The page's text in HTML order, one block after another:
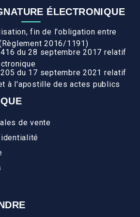
ÉLECTRONIQUE
fin de l'obligation entre
2016/1191)
du 28 septembre 2017 relatif
du 17 septembre 2021 relatif
à l'apostille des actes publics
de vente